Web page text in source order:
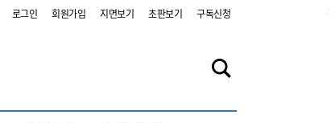
로그인 회원가입 지면보기 초판보기 구독신청